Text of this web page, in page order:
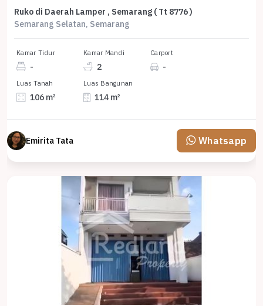
Ruko di Daerah Lamper , Semarang ( Tt 8776 )
Semarang Selatan, Semarang
Kamar Tidur
-
Kamar Mandi
2
Carport
-
Luas Tanah
106 m²
Luas Bangunan
114 m²
Emirita Tata Whatsapp